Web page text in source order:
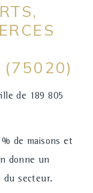
(75020)
de 189 805
de maisons et
donne un
du secteur.